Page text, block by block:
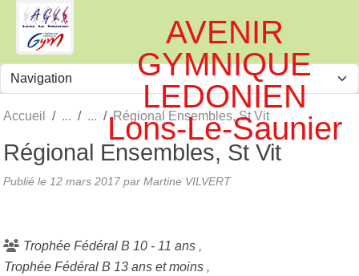
AVENIR
GYMNIQUE
LEDONIEN
Lons-Le-Saunier
Accueil Régional Ensembles, St Vit
Régional Ensembles, St Vit
Publié le 12 mars 2017 par Martine VILVERT
Trophée Fédéral B 10 - 11 ans
Trophée Fédéral B 13 ans et moins
Panneau de gestion des cookies